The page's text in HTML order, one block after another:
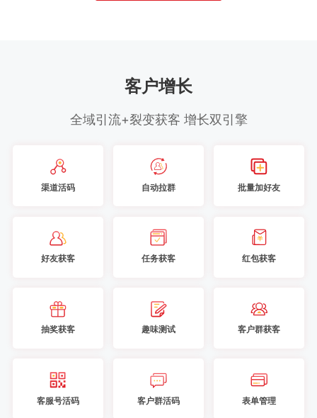
客户增长
全域引流+裂变获客 增长双引擎
渠道活码 自动拉群 批量加好友
好友获客 任务获客 红包获客
抽奖获客 趣味测试 客户群获客
客服号活码 客户群活码 表单管理